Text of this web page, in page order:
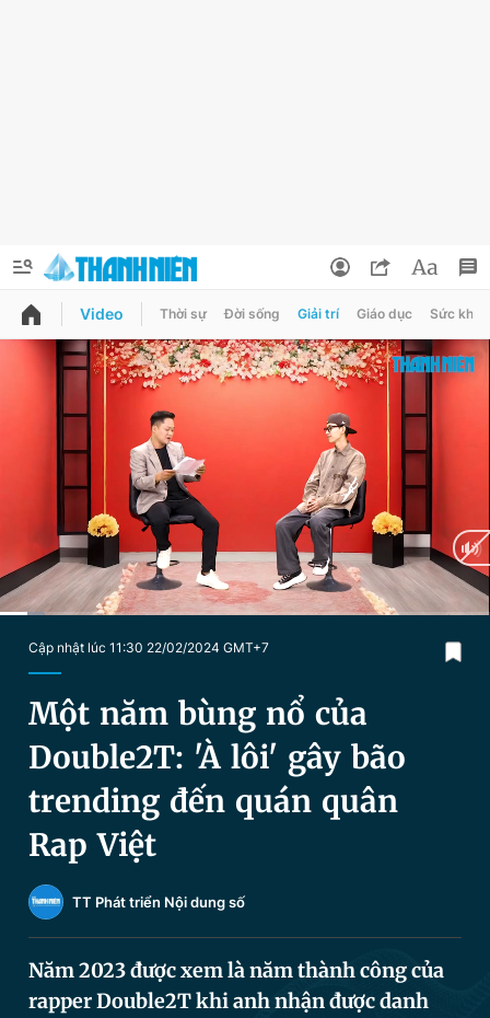
QUẢNG CÁO
Chuyên mục
Chuyên mục khác
Chào ngày mới Tin 24h
Video Magazine
Bạn cần biết
Thông tin tòa soạn
Thông tin tài khoản
Đổi mật khẩu
Tin đã lưu
Tin đã xem
Đăng xuất
Video Thời sự Đời sống Giải trí Giáo dục Sức khỏe
Cập nhật lúc 11:30 22/02/2024 GMT+7
Một năm bùng nổ của
Double2T: 'À lôi' gây bão
trending đến quán quân
Rap Việt
TT Phát triển Nội dung số
Năm 2023 được xem là năm thành công của
rapper Double2T khi anh nhận được danh